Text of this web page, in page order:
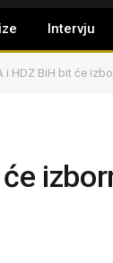
Intervju
i HDZ BiH bit će